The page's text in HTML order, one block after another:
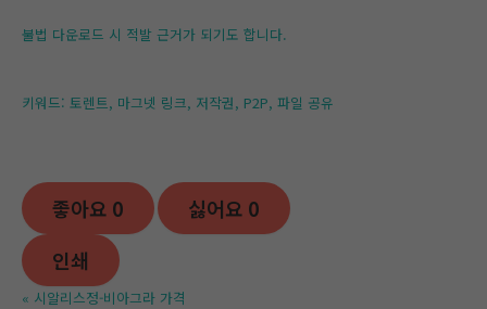
불법 다운로드 시 적발 근거가 되기도 합니다.
키워드: 토렌트, 마그넷 링크, 저작권, P2P, 파일 공유
좋아요 0 싫어요 0
인쇄
« 시알리스정-비아그라 가격